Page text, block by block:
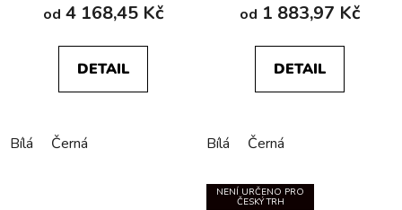
od 4 168,45 Kč
DETAIL
Bílá Černá
od 1 883,97 Kč
DETAIL
Bílá Černá
NENÍ URČENO PRO
ČESKÝ TRH